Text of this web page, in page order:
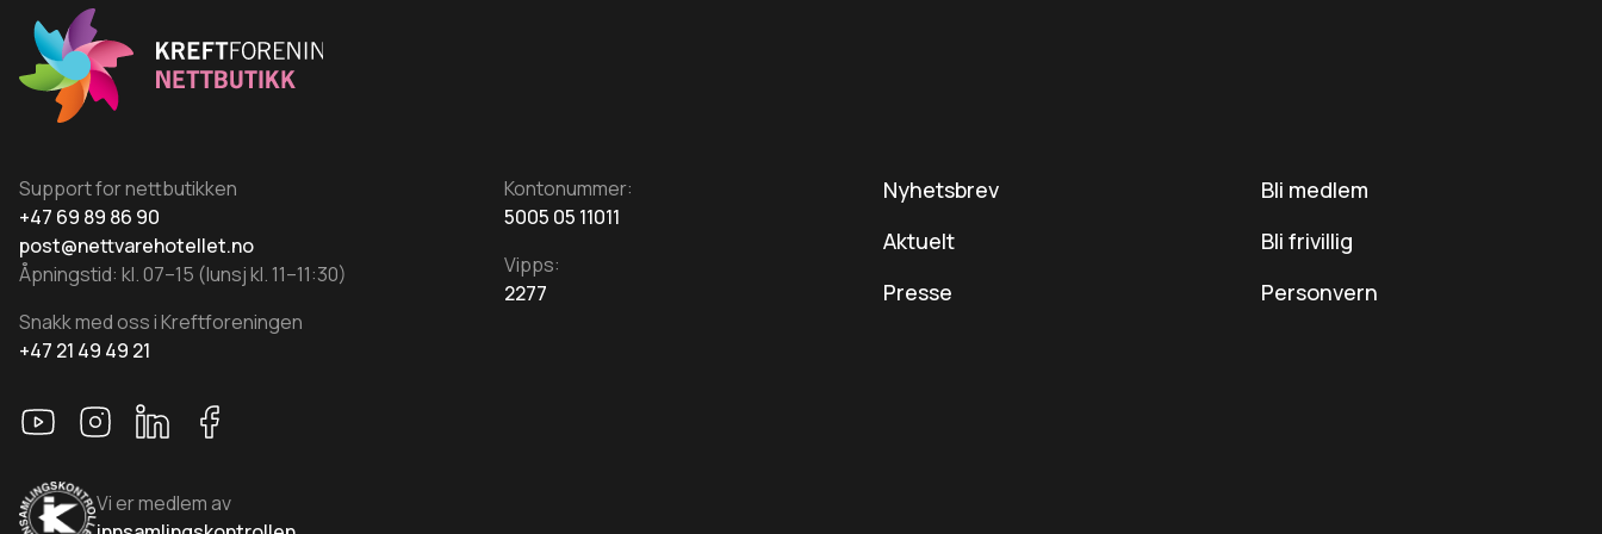
Support for nettbutikken
+47 69 89 86 90
post@nettvarehotellet.no
Åpningstid: kl. 07–15 (lunsj kl. 11–11:30)
Snakk med oss i Kreftforeningen
+47 21 49 49 21
Kontonummer:
5005 05 11011
Vipps:
2277
Nyhetsbrev
Aktuelt
Presse
Bli medlem
Bli frivillig
Personvern
Vi er medlem av